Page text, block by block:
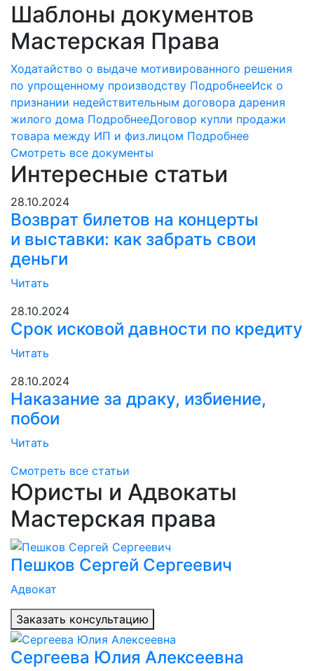
Шаблоны документов
Мастерская Права
Ходатайство о выдаче мотивированного решения
по упрощенному производству ПодробнееИск о
признании недействительным договора дарения
жилого дома ПодробнееДоговор купли продажи
товара между ИП и физ.лицом Подробнее
Смотреть все документы
Интересные статьи
28.10.2024
Возврат билетов на концерты
и выставки: как забрать свои
деньги
Читать
28.10.2024
Срок исковой давности по кредиту
Читать
28.10.2024
Наказание за драку, избиение,
побои
Читать
Смотреть все статьи
Юристы и Адвокаты
Мастерская права
Пешков Сергей Сергеевич
Адвокат
Заказать консультацию
Сергеева Юлия Алексеевна